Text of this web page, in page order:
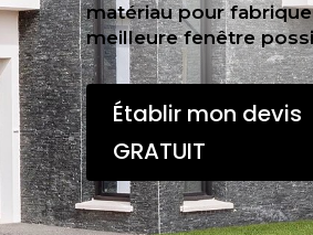
matériau pour
meilleure fenêtre
Établir mon devis
GRATUIT